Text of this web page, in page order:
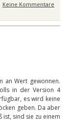
Keine Kommentare
an Wert gewonnen.
in der Version 4
es wird keine
geben. Da aber
sind sie zu einem